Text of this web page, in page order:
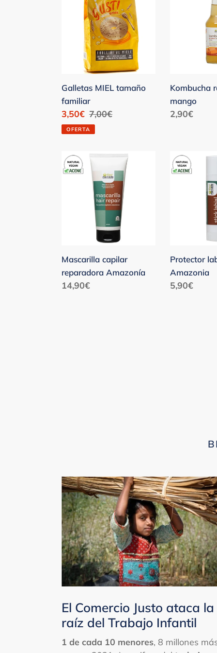
tamaño
familiar
Galletas MIEL tamaño
familiar
Precio
de
3,50€ Precio
habitual
7,00€
OFERTA
Kombucha
mango
Precio
2,90€
Mascarilla
capilar
reparadora
Amazonía
Mascarilla capilar
reparadora Amazonía
Precio
14,90€
Protector
labial
Amazonia
Protector
Amazonia
Precio
5,90€
El Comercio Justo ataca la
raíz del Trabajo Infantil
1 de cada 10 menores, 8 millones